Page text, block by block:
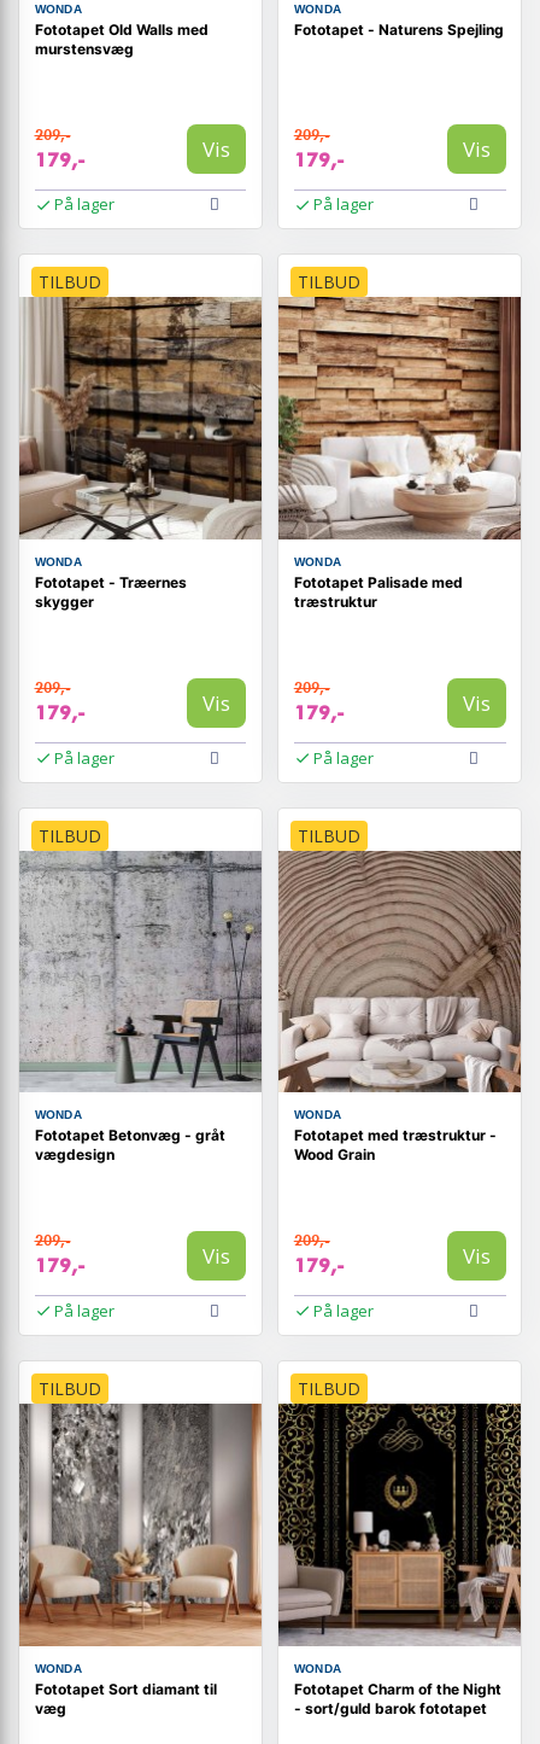
WONDA
Fototapet Old Walls med
murstensvæg
209,-
179,- Vis
På lager
WONDA
Fototapet - Naturens Spejling
209,-
179,- Vis
På lager
TILBUD
WONDA
Fototapet - Træernes
skygger
209,-
179,- Vis
På lager
TILBUD
WONDA
Fototapet Palisade med
træstruktur
209,-
179,- Vis
På lager
TILBUD
WONDA
Fototapet Betonvæg - gråt
vægdesign
209,-
179,- Vis
På lager
TILBUD
WONDA
Fototapet med træstruktur -
Wood Grain
209,-
179,- Vis
På lager
TILBUD
WONDA
Fototapet Sort diamant til
væg
TILBUD
WONDA
Fototapet Charm of the Night
- sort/guld barok fototapet